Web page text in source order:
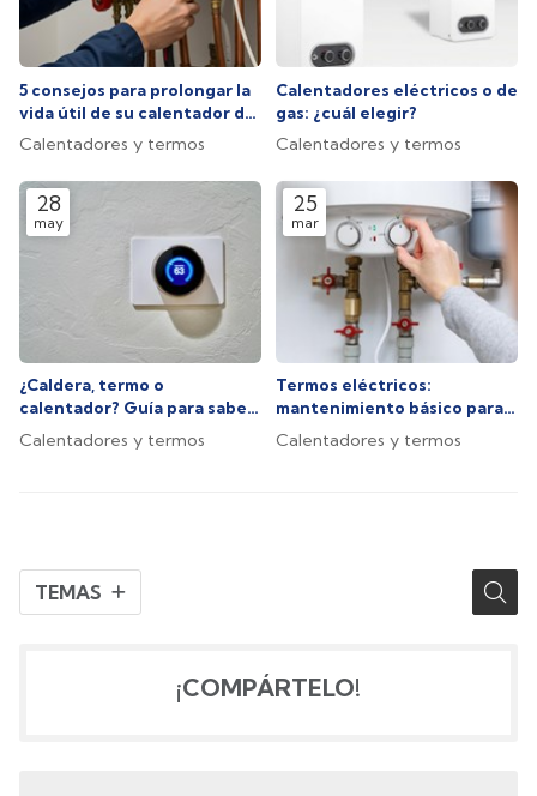
TEMAS
5 consejos para prolongar la
vida útil de su calentador de
gas o eléctrico
Calentadores y termos
Calentadores eléctricos o de
gas: ¿cuál elegir?
Calentadores y termos
28
may
¿Caldera, termo o
calentador? Guía para saber
cuál es la opción que
Calentadores y termos
25
mar
Termos eléctricos:
mantenimiento básico para
un rendimiento óptimo
Calentadores y termos
¡COMPÁRTELO!